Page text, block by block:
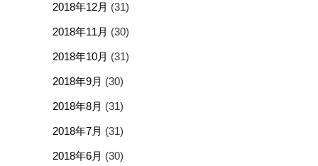
2018年12月 (31)
2018年11月 (30)
2018年10月 (31)
2018年9月 (30)
2018年8月 (31)
2018年7月 (31)
2018年6月 (30)